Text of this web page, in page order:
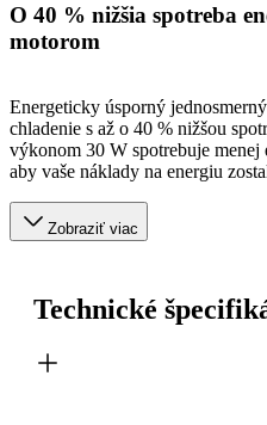
O 40 % nižšia spotreba
motorom
Energeticky úsporný
chladenie s až o 40 % nižšou
výkonom 30 W spotrebuje menej
aby vaše náklady na energiu
Zobraziť viac
Technické